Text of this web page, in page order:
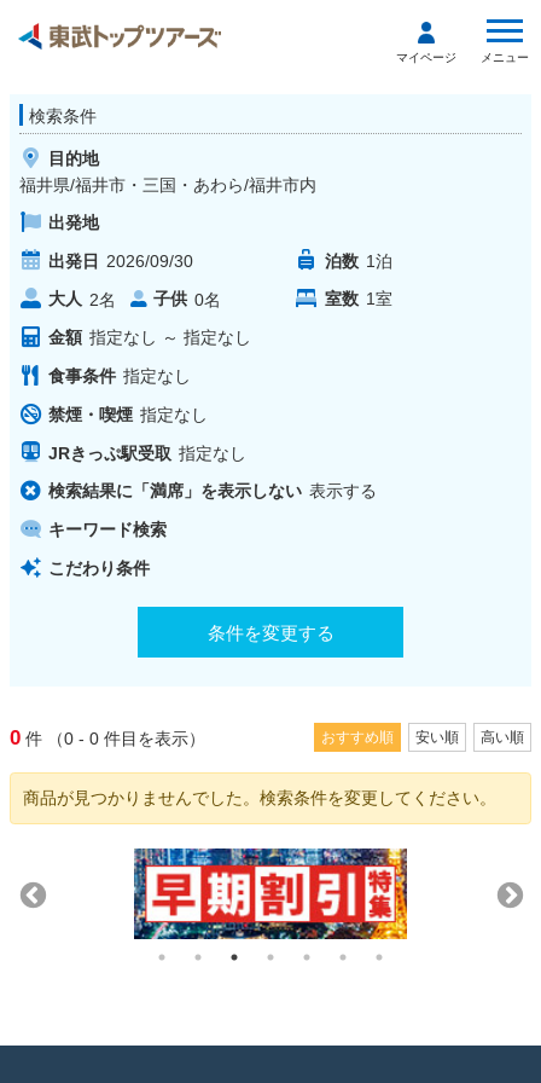
マイページ メニュー
検索条件
目的地
福井県/福井市・三国・あわら/福井市内
出発地
出発日 2026/09/30 泊数 1泊
大人 2名 子供 0名 室数 1室
金額 指定なし ～ 指定なし
食事条件 指定なし
禁煙・喫煙 指定なし
JRきっぷ駅受取 指定なし
検索結果に「満席」を表示しない 表示する
キーワード検索
こだわり条件
条件を変更する
0 件 （0 - 0 件目を表示） おすすめ順 安い順 高い順
商品が見つかりませんでした。検索条件を変更してください。